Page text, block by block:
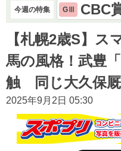
今週の特集 GⅢ CBC
【札幌2歳S】
馬の風格！武豊
触 同じ大久保
2025年9月2日 05:30